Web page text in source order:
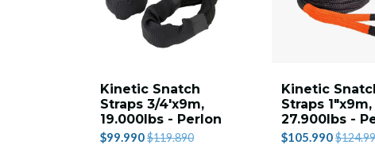
Kinetic Snatch
Straps 3/4'x9m,
19.000lbs - Perlon
$99.990$119.890
Kinetic
Straps 1"x9m,
27.900lbs -
$105.990